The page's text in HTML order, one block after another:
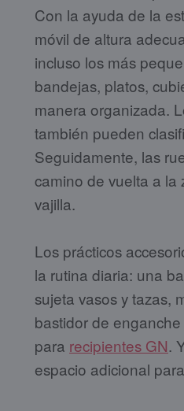
Con la ayuda de la
móvil de altura
incluso los más
bandejas, platos,
manera organizada.
también pueden
Seguidamente, las
camino de vuelta a la
vajilla.
Los prácticos
la rutina diaria: una
sujeta vasos y tazas,
bastidor de
para recipientes GN.
espacio adicional